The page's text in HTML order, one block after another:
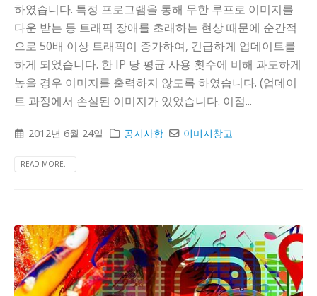
하였습니다. 특정 프로그램을 통해 무한 루프로 이미지를
다운 받는 등 트래픽 장애를 초래하는 현상 때문에 순간적
으로 50배 이상 트래픽이 증가하여, 긴급하게 업데이트를
하게 되었습니다. 한 IP 당 평균 사용 횟수에 비해 과도하게
높을 경우 이미지를 출력하지 않도록 하였습니다. (업데이
트 과정에서 손실된 이미지가 있었습니다. 이점...
2012년 6월 24일 공지사항 이미지창고
READ MORE...